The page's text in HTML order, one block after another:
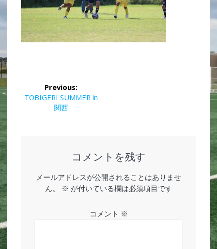
投
稿
ナ
ビ
ゲ
ー
シ
ョ
ン
Previous:
Previous
TOBIGERI SUMMER in
関西
コメントを残す
メールアドレスが公開されることはありませ
ん。
※ が付いている欄は必須項目です
コメント ※